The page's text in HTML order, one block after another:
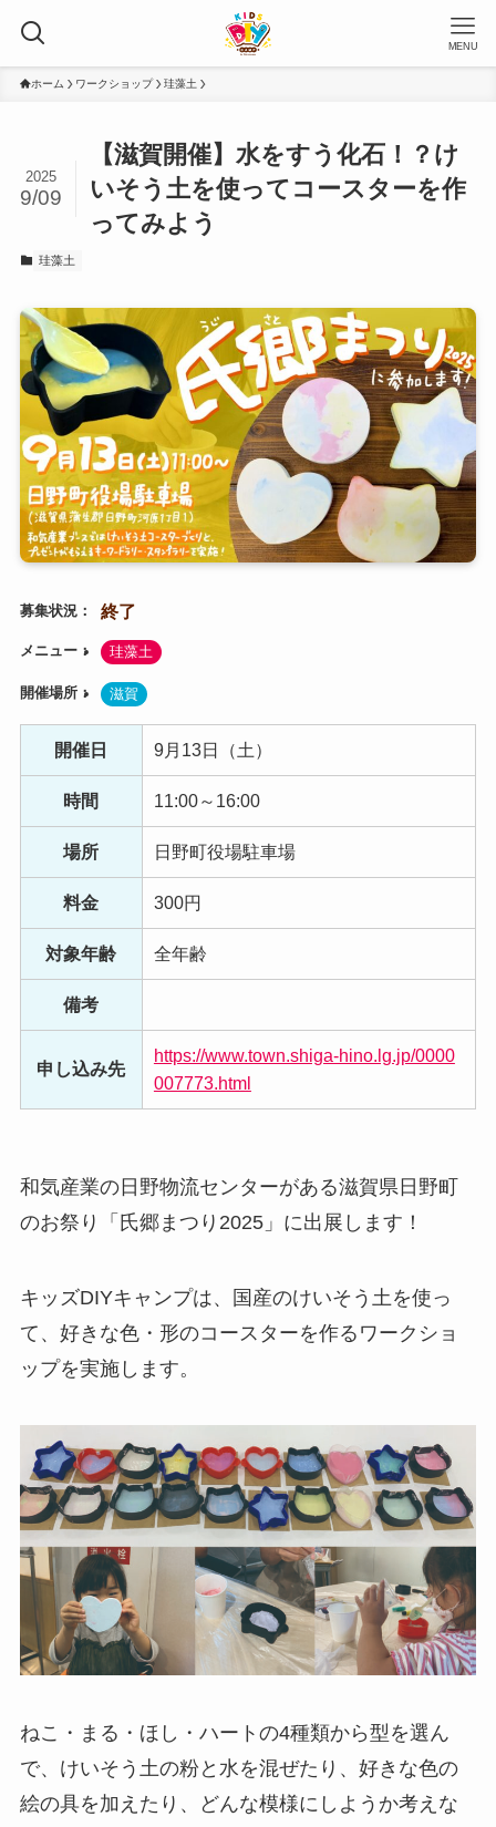
MENU
ホーム ワークショップ 珪藻土
【滋賀開催】水をすう化石！？け
いそう土を使ってコースターを作
ってみよう
2025
9/09
珪藻土
募集状況 終了
メニュー 珪藻土
開催場所 滋賀
開催日 9月13日（土）
時間 11:00～16:00
場所 日野町役場駐車場
料金 300円
対象年齢 全年齢
備考
申し込み先
https://www.town.shiga-hino.lg.jp/0000
007773.html
和気産業の日野物流センターがある滋賀県日野町
のお祭り「氏郷まつり2025」に出展します！
キッズDIYキャンプは、国産のけいそう土を使っ
て、好きな色・形のコースターを作るワークショ
ップを実施します。
ねこ・まる・ほし・ハートの4種類から型を選ん
で、けいそう土の粉と水を混ぜたり、好きな色の
絵の具を加えたり、どんな模様にしようか考えな